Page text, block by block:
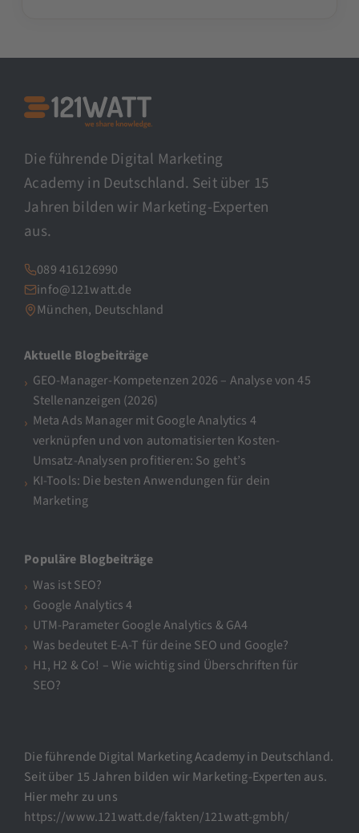
Die führende Digital Marketing
Academy in Deutschland. Seit über 15
Jahren bilden wir Marketing-Experten
aus.
089 416126990
info@121watt.de
München, Deutschland
Aktuelle Blogbeiträge
GEO-Manager-Kompetenzen 2026 – Analyse von 45
Stellenanzeigen (2026)
Meta Ads Manager mit Google Analytics 4
verknüpfen und von automatisierten Kosten-
Umsatz-Analysen profitieren: So geht’s
KI-Tools: Die besten Anwendungen für dein
Marketing
Populäre Blogbeiträge
Was ist SEO?
Google Analytics 4
UTM-Parameter Google Analytics & GA4
Was bedeutet E-A-T für deine SEO und Google?
H1, H2 & Co! – Wie wichtig sind Überschriften für
SEO?
Die führende Digital Marketing Academy in Deutschland.
Seit über 15 Jahren bilden wir Marketing-Experten aus.
Hier mehr zu uns
https://www.121watt.de/fakten/121watt-gmbh/